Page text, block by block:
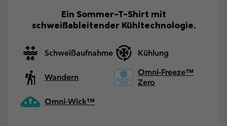
Ein Sommer-T-Shirt mit
schweißableitender Kühltechnologie.
Schweißaufnahme Kühlung
Wandern
Omni-Freeze™
Zero
Omni-Wick™